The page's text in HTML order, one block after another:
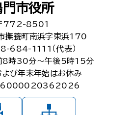
門市役所
772-8501
撫養町南浜字東浜170
684-1111（代表）
8時30分～午後5時15分
び年末年始はお休み
6000020362026